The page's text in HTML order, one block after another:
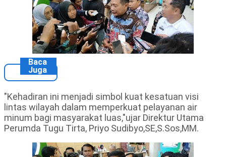
Baca
Juga
"Kehadiran ini menjadi simbol kuat kesatuan visi
lintas wilayah dalam memperkuat pelayanan air
minum bagi masyarakat luas,"ujar Direktur Utama
Perumda Tugu Tirta, Priyo Sudibyo,SE,S.Sos,MM.